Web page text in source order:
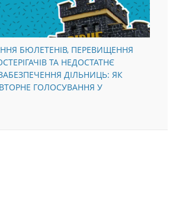
БЮЛЕТЕНІВ, ПЕРЕВИЩЕННЯ
ТА НЕДОСТАТНЄ
ДІЛЬНИЦЬ: ЯК
ГОЛОСУВАННЯ У